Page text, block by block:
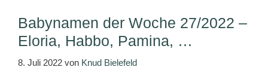
Babynamen der Woche 27/2022 –
Eloria, Habbo, Pamina, …
8. Juli 2022 von Knud Bielefeld